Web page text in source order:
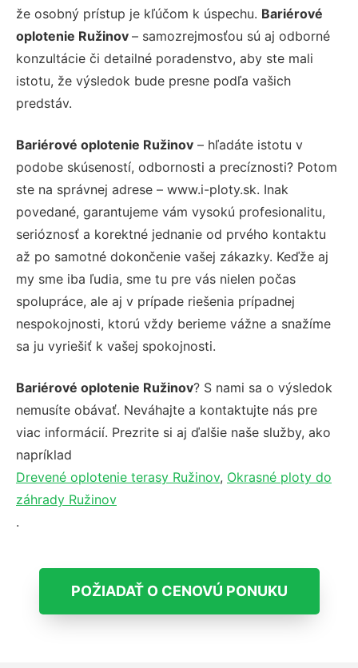
že osobný prístup je kľúčom k úspechu. Bariérové
oplotenie Ružinov – samozrejmosťou sú aj odborné
konzultácie či detailné poradenstvo, aby ste mali
istotu, že výsledok bude presne podľa vašich
predstáv.
Bariérové oplotenie Ružinov – hľadáte istotu v
podobe skúseností, odbornosti a precíznosti? Potom
ste na správnej adrese – www.i-ploty.sk. Inak
povedané, garantujeme vám vysokú profesionalitu,
serióznosť a korektné jednanie od prvého kontaktu
až po samotné dokončenie vašej zákazky. Keďže aj
my sme iba ľudia, sme tu pre vás nielen počas
spolupráce, ale aj v prípade riešenia prípadnej
nespokojnosti, ktorú vždy berieme vážne a snažíme
sa ju vyriešiť k vašej spokojnosti.
Bariérové oplotenie Ružinov? S nami sa o výsledok
nemusíte obávať. Neváhajte a kontaktujte nás pre
viac informácií. Prezrite si aj ďalšie naše služby, ako
napríklad
Drevené oplotenie terasy Ružinov, Okrasné ploty do
záhrady Ružinov
.
POŽIADAŤ O CENOVÚ PONUKU